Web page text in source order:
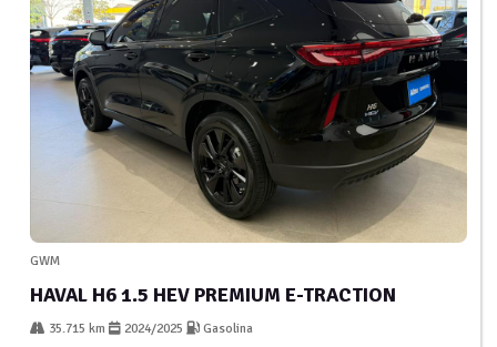
GWM
HAVAL H6 1.5 HEV PREMIUM E-TRACTION
35.715 km 2024/2025
Gasolina